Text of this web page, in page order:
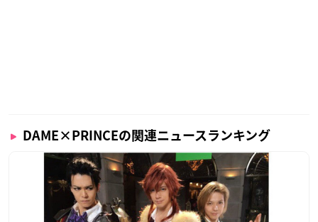
DAME×PRINCEの関連ニュースランキング